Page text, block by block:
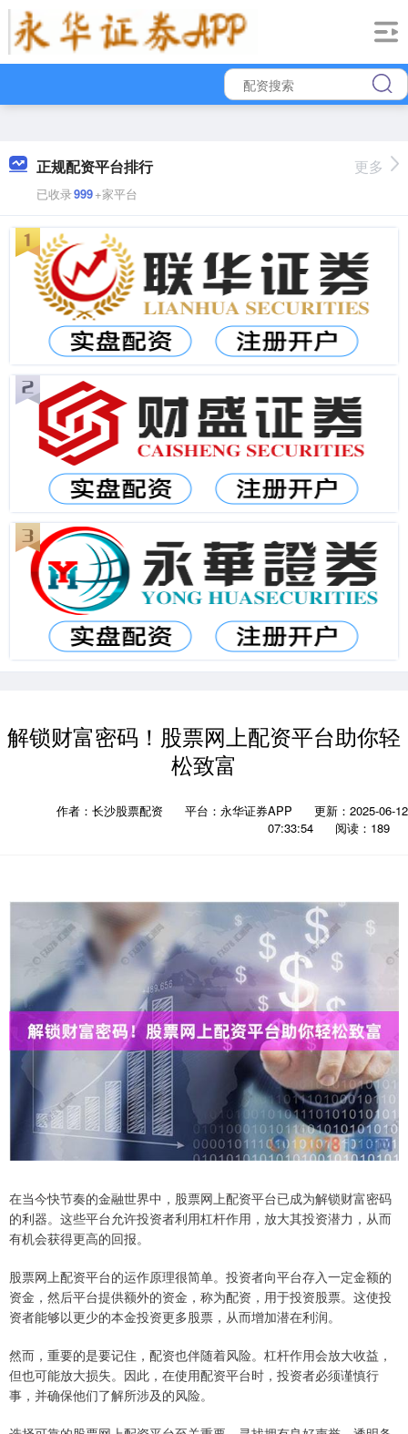
正规配资平台排行
已收录999+家平台
更多
解锁财富密码！股票网上配资平台助你轻
松致富
作者：长沙股票配资 平台：永华证券APP
更新：2025-06-12
07:33:54
阅读：189
在当今快节奏的金融世界中，股票网上配资平台已成为解锁财富密码
的利器。这些平台允许投资者利用杠杆作用，放大其投资潜力，从而
有机会获得更高的回报。
股票网上配资平台的运作原理很简单。投资者向平台存入一定金额的
资金，然后平台提供额外的资金，称为配资，用于投资股票。这使投
资者能够以更少的本金投资更多股票，从而增加潜在利润。
然而，重要的是要记住，配资也伴随着风险。杠杆作用会放大收益，
但也可能放大损失。因此，在使用配资平台时，投资者必须谨慎行
事，并确保他们了解所涉及的风险。